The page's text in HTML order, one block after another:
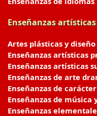
Enseñanzas artísticas
Artes plásticas y diseño
Enseñanzas artísticas
Enseñanzas artísticas
Enseñanzas de arte
Enseñanzas de
Enseñanzas de música
Enseñanzas